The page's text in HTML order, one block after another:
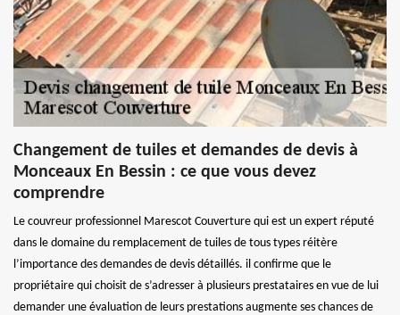
Changement de tuiles et demandes de devis à
Monceaux En Bessin : ce que vous devez
comprendre
Le couvreur professionnel Marescot Couverture qui est un expert réputé
dans le domaine du remplacement de tuiles de tous types réitère
l’importance des demandes de devis détaillés. il confirme que le
propriétaire qui choisit de s’adresser à plusieurs prestataires en vue de lui
demander une évaluation de leurs prestations augmente ses chances de